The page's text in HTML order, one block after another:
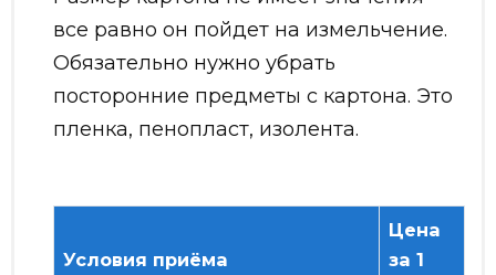
все равно он пойдет на измельчение.
Обязательно нужно убрать
посторонние предметы с картона. Это
пленка, пенопласт, изолента.
Условия приёма
Цена
за 1